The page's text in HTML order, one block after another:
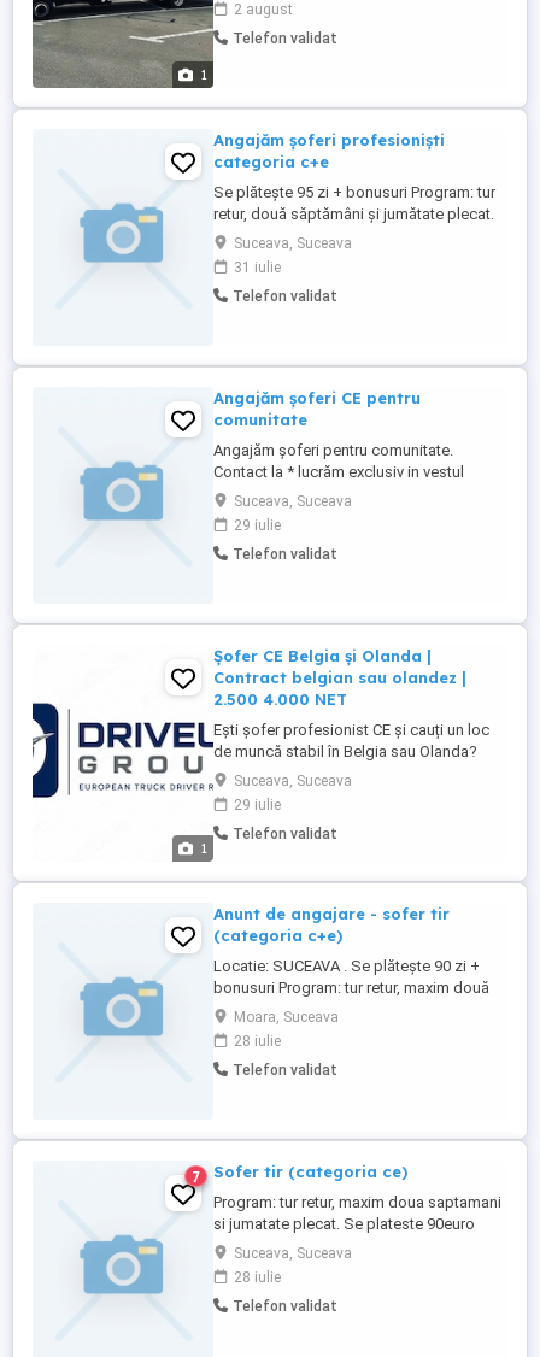
1
marfă card tahograf aviz medical
psihologic cunoaștere unei limbi străine
2 august
Telefon validat
Angajăm șoferi profesioniști
categoria c+e
Se plătește 95 zi + bonusuri Program: tur
retur, două săptămâni și jumătate plecat.
Firma noastră angajează șofer
profesionist TIR (categoria CE) pentru
transport intern și internațional. Căutăm
persoane serioase, responsabile și
Suceava, Suceava
31 iulie
Telefon validat
Angajăm șoferi CE pentru
comunitate
Angajăm șoferi pentru comunitate.
Contact la * lucrăm exclusiv in vestul
continentului * nu angajăm începători * nu
căutăm echipaj - Se respectă programul
de muncă - Remunerare netă 100 zi -
Telefon de serviciu + abonament cu date
Suceava, Suceava
29 iulie
Telefon validat
1
Șofer CE Belgia și Olanda |
Contract belgian sau olandez |
2.500 4.000 NET
Ești șofer profesionist CE și cauți un loc
de muncă stabil în Belgia sau Olanda?
Driveuro recrutează șoferi de camion
pentru companii de transport din Belgia și
Olanda. Oferim: Contract de muncă
belgian sau olandez Salariu între 2.500 și
pe termen lung ...
Suceava, Suceava
29 iulie
Telefon validat
Anunt de angajare - sofer tir
(categoria c+e)
Locatie: SUCEAVA . Se plătește 90 zi +
bonusuri Program: tur retur, maxim două
săptămâni și jumătate plecat. Firma
noastră angajează șofer profesionist TIR
(categoria CE) pentru transport intern și
internațional. Căutăm persoane serioase,
Moara, Suceava
28 iulie
Telefon validat
7 Sofer tir (categoria ce)
Program: tur retur, maxim doua saptamani
si jumatate plecat. Se plateste 90euro
zi+bonusuri. Firma noastra angajeaza
sofer profesionist (C+E) pentru transport
intern si international. Cautam persoane ...
Suceava, Suceava
28 iulie
Telefon validat